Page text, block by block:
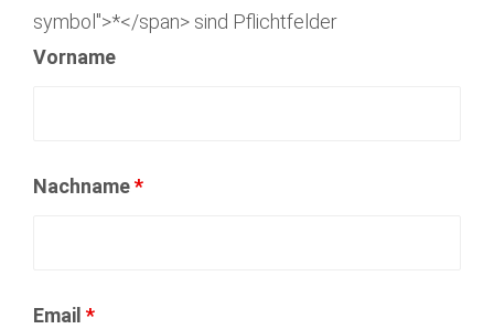
symbol">*</span> sind Pflichtfelder
Vorname
Nachname*
Email *